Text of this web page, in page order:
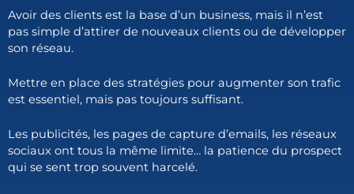
Avoir des clients est la base d’un business, mais il n’est
pas simple d’attirer de nouveaux clients ou de développer
son réseau.
Mettre en place des stratégies pour augmenter son trafic
est essentiel, mais pas toujours suffisant.
Les publicités, les pages de capture d’emails, les réseaux
sociaux ont tous la même limite… la patience du prospect
qui se sent trop souvent harcelé.